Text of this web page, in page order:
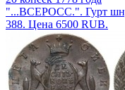
"...ВСЕРОСС.". Гурт
388. Цена 6500 RUB.